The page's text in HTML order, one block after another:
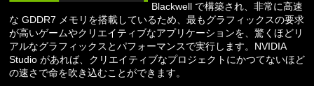
Blackwell で構築され、非常に高速
な GDDR7 メモリを搭載しているため、最もグラフィックスの要求
が高いゲームやクリエイティブなアプリケーションを、驚くほどリ
アルなグラフィックスとパフォーマンスで実行します。NVIDIA
Studio があれば、クリエイティブなプロジェクトにかつてないほど
の速さで命を吹き込むことができます。